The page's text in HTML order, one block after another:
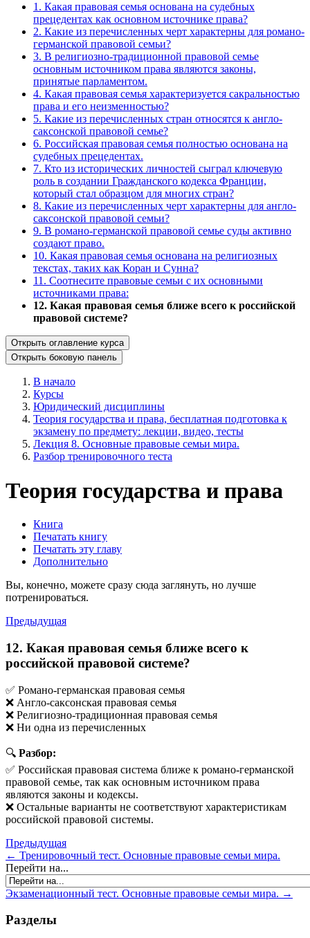
1. Какая правовая семья основана на судебных
прецедентах как основном источнике права?
2. Какие из перечисленных черт характерны для романо-
германской правовой семьи?
3. В религиозно-традиционной правовой семье
основным источником права являются законы,
принятые парламентом.
4. Какая правовая семья характеризуется сакральностью
права и его неизменностью?
5. Какие из перечисленных стран относятся к англо-
саксонской правовой семье?
6. Российская правовая семья полностью основана на
судебных прецедентах.
7. Кто из исторических личностей сыграл ключевую
роль в создании Гражданского кодекса Франции,
который стал образцом для многих стран?
8. Какие из перечисленных черт характерны для англо-
саксонской правовой семьи?
9. В романо-германской правовой семье суды активно
создают право.
10. Какая правовая семья основана на религиозных
текстах, таких как Коран и Сунна?
11. Соотнесите правовые семьи с их основными
источниками права:
12. Какая правовая семья ближе всего к российской
правовой системе?
Открыть оглавление курса
Открыть боковую панель
В начало
Курсы
Юридический дисциплины
Теория государства и права, бесплатная подготовка к
экзамену по предмету: лекции, видео, тесты
Лекция 8. Основные правовые семьи мира.
Разбор тренировочного теста
Теория государства и права
Книга
Печатать книгу
Печатать эту главу
Дополнительно
Вы, конечно, можете сразу сюда заглянуть, но лучше
потренироваться.
Предыдущая
12. Какая правовая семья ближе всего к
российской правовой системе?
✅ Романо-германская правовая семья
❌ Англо-саксонская правовая семья
❌ Религиозно-традиционная правовая семья
❌ Ни одна из перечисленных
🔍 Разбор:
✅ Российская правовая система ближе к романо-германской
правовой семье, так как основным источником права
являются законы и кодексы.
❌ Остальные варианты не соответствуют характеристикам
российской правовой системы.
Предыдущая
← Тренировочный тест. Основные правовые семьи мира.
Перейти на...
Экзаменационный тест. Основные правовые семьи мира. →
Разделы